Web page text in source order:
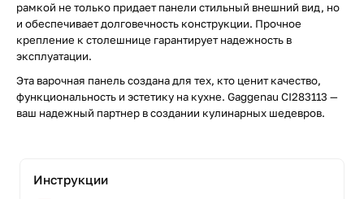
рамкой не только придает панели стильный внешний вид, но
и обеспечивает долговечность конструкции. Прочное
крепление к столешнице гарантирует надежность в
эксплуатации.
Эта варочная панель создана для тех, кто ценит качество,
функциональность и эстетику на кухне. Gaggenau CI283113 —
ваш надежный партнер в создании кулинарных шедевров.
Инструкции